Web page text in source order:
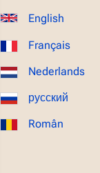
English
Français
Nederlands
русский
Român